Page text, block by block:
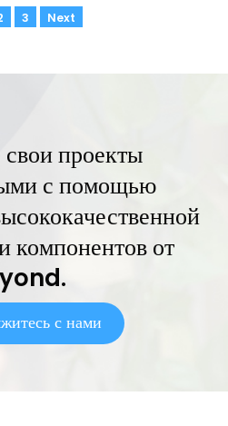
3 Next
проекты
с помощью
компонентов от
с нами